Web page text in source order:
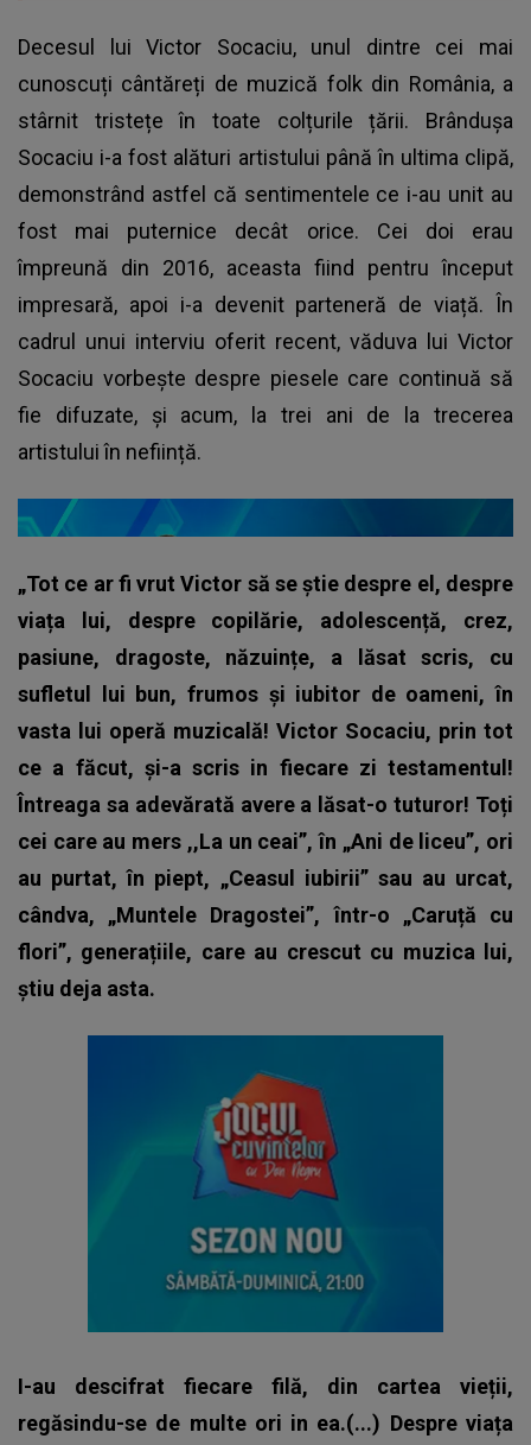
Decesul lui Victor Socaciu, unul dintre cei mai
cunoscuți cântăreți de muzică folk din România, a
stârnit tristețe în toate colțurile țării. Brândușa
Socaciu i-a fost alături artistului până în ultima clipă,
demonstrând astfel că sentimentele ce i-au unit au
fost mai puternice decât orice. Cei doi erau
împreună din 2016, aceasta fiind pentru început
impresară, apoi i-a devenit parteneră de viață. În
cadrul unui interviu oferit recent, văduva lui Victor
Socaciu vorbește despre piesele care continuă să
fie difuzate, și acum, la trei ani de la trecerea
artistului în neființă.
„Tot ce ar fi vrut Victor să se știe despre el, despre
viața lui, despre copilărie, adolescență, crez,
pasiune, dragoste, năzuințe, a lăsat scris, cu
sufletul lui bun, frumos și iubitor de oameni, în
vasta lui operă muzicală! Victor Socaciu, prin tot
ce a făcut, și-a scris in fiecare zi testamentul!
Întreaga sa adevărată avere a lăsat-o tuturor! Toți
cei care au mers ,,La un ceai”, în „Ani de liceu”, ori
au purtat, în piept, „Ceasul iubirii” sau au urcat,
cândva, „Muntele Dragostei”, într-o „Caruță cu
flori”, generațiile, care au crescut cu muzica lui,
știu deja asta.
I-au descifrat fiecare filă, din cartea vieții,
regăsindu-se de multe ori in ea.(...) Despre viața